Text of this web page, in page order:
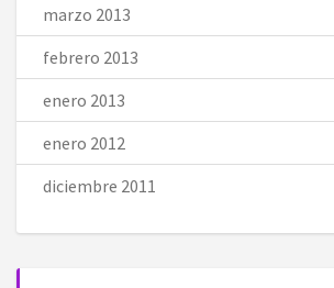
marzo 2013
febrero 2013
enero 2013
enero 2012
diciembre 2011